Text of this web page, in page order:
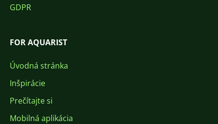
GDPR
FOR AQUARIST
Úvodná stránka
Inšpirácie
Prečítajte si
Mobilná aplikácia